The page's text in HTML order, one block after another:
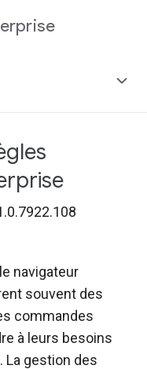
navigateur
souvent des
commandes
à leurs besoins
La gestion des